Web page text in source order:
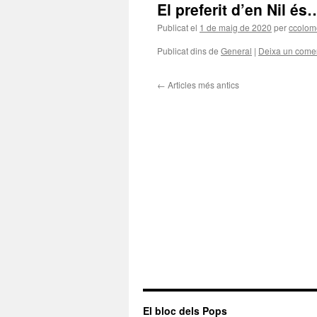
El preferit d’en Nil
Publicat el 1 de maig de 2020 per
Publicat dins de General | Deixa un
← Articles més antics
El bloc dels Pops